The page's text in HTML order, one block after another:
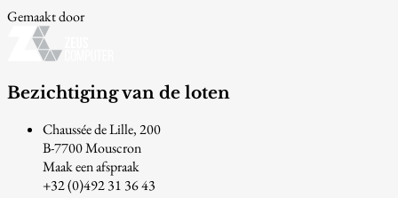
Gemaakt door
Bezichtiging van de loten
Chaussée de Lille, 200
B-7700 Mouscron
Maak een afspraak
+32 (0)492 31 36 43